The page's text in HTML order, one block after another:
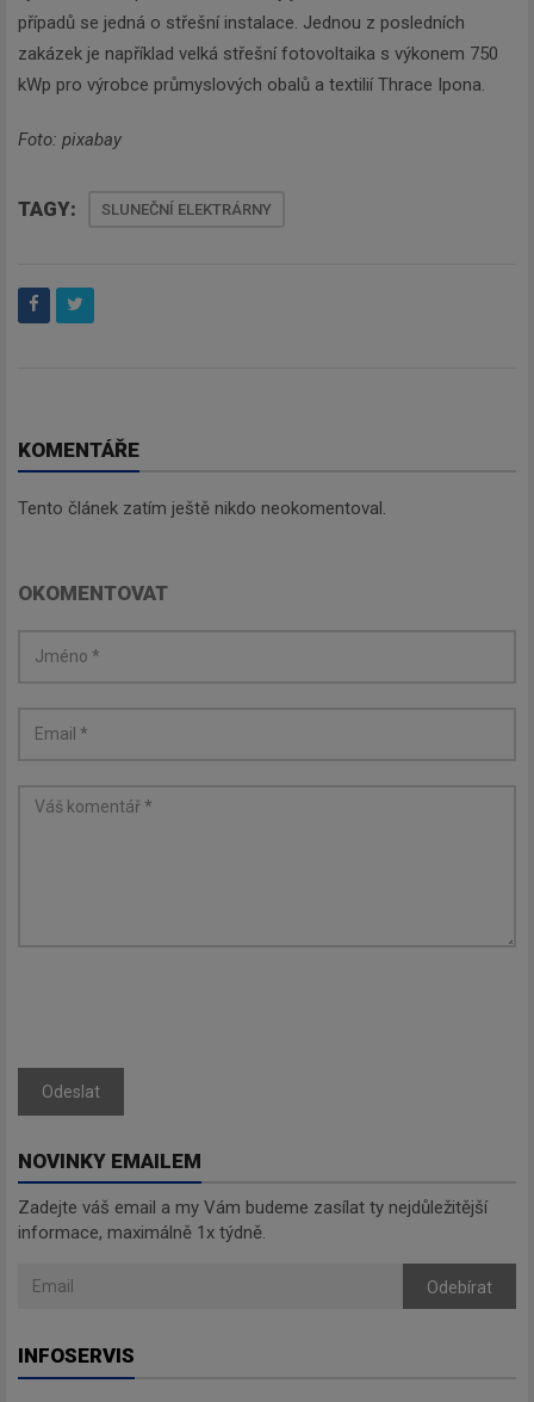
případů se jedná o střešní instalace. Jednou z posledních
zakázek je například velká střešní fotovoltaika s výkonem 750
kWp pro výrobce průmyslových obalů a textilií Thrace Ipona.
Foto: pixabay
TAGY: SLUNEČNÍ ELEKTRÁRNY
KOMENTÁŘE
Tento článek zatím ještě nikdo neokomentoval.
OKOMENTOVAT
Odeslat
NOVINKY EMAILEM
Zadejte váš email a my Vám budeme zasílat ty nejdůležitější
informace, maximálně 1x týdně.
Odebírat
INFOSERVIS
budeme zasílat ty nejdůležitější
informace, maximálně 1x týdně.
Odebírat